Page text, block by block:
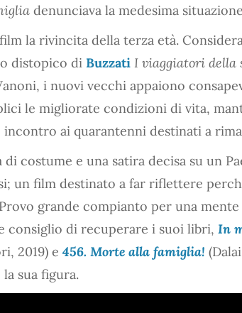
denunciava la medesima
la rivincita della terza età.
distopico di Buzzati I viaggiatori della
i nuovi vecchi appaiono
le migliorate condizioni di vita,
ai quarantenni destinati a
di costume e una satira decisa su un
un film destinato a far riflettere
grande compianto per una
consiglio di recuperare i suoi libri, In
2019) e 456. Morte alla famiglia!
sua figura.